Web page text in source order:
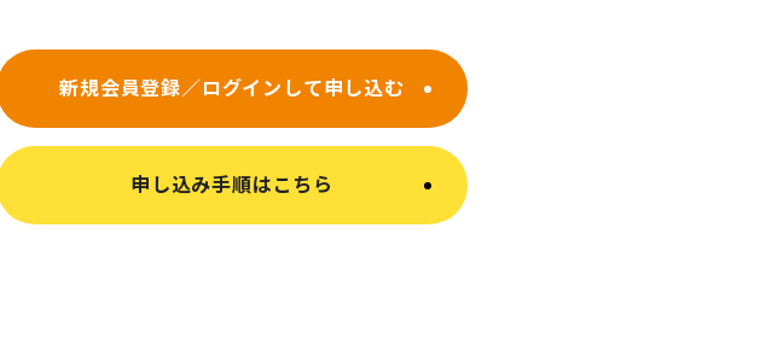
新規会員登録／ログインして申し込む
申し込み手順はこちら